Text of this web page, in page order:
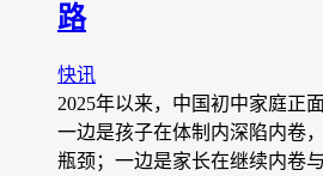
路
快讯
2025年以来，中国初中家庭正
一边是孩子在体制内深陷内卷
瓶颈；一边是家长在继续内卷